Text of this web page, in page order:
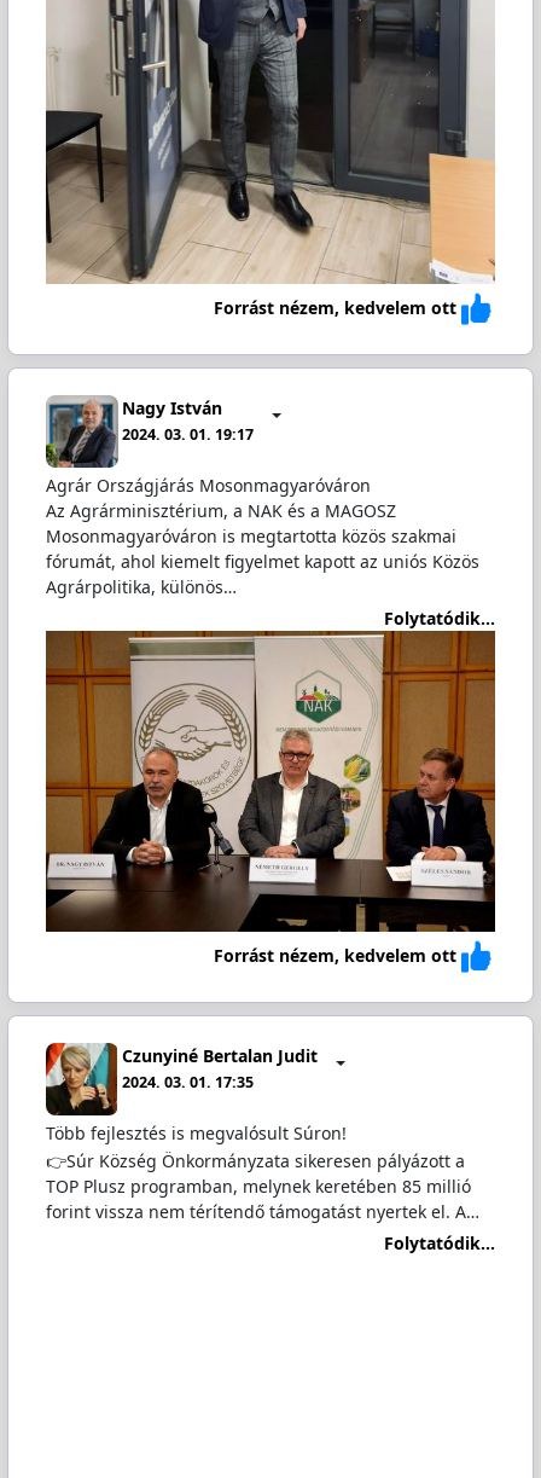
Forrást nézem, kedvelem ott
Nagy István
2024. 03. 01. 19:17
Agrár Országjárás Mosonmagyaróváron
Az Agrárminisztérium, a NAK és a MAGOSZ
Mosonmagyaróváron is megtartotta közös szakmai
fórumát, ahol kiemelt figyelmet kapott az uniós Közös
Agrárpolitika, különös…
Folytatódik...
Forrást nézem, kedvelem ott
Czunyiné Bertalan Judit
2024. 03. 01. 17:35
Több fejlesztés is megvalósult Súron!
👉Súr Község Önkormányzata sikeresen pályázott a
TOP Plusz programban, melynek keretében 85 millió
forint vissza nem térítendő támogatást nyertek el. A…
Folytatódik...